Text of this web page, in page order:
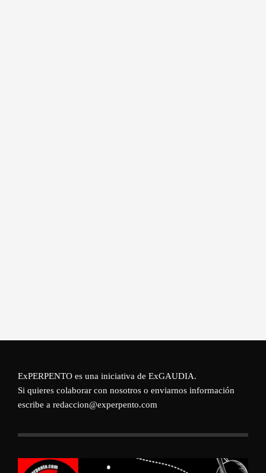
ExPERPENTO es una iniciativa de ExGAUDIA.
Si quieres colaborar con nosotros o enviarnos información
escribe a redaccion@experpento.com